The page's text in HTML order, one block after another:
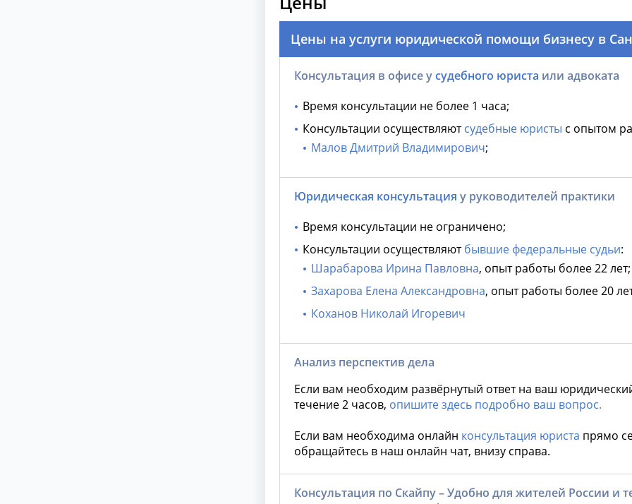
Цены на услуги юридической помощи бизнесу в
Консультация в офисе усудебного юриста или адвоката
Время консультации не более 1 часа;
Консультации осуществляютсудебные юристы с опытом
Малов Дмитрий Владимирович;
Юридическая консультация у руководителей практики
Время консультации не ограничено;
Консультации осуществляютбывшие федеральные судьи:
Шарабарова Ирина Павловна, опыт работы более 22 лет;
Захарова Елена Александровна, опыт работы более 20
Коханов Николай Игоревич
Анализ перспектив дела
Если вам необходим развёрнутый ответ на ваш
течение 2 часов, опишите здесь подробно ваш вопрос.
Если вам необходима онлайн консультация юриста прямо
обращайтесь в наш онлайн чат, внизу справа.
Консультация по Скайпу – Удобно для жителей России и